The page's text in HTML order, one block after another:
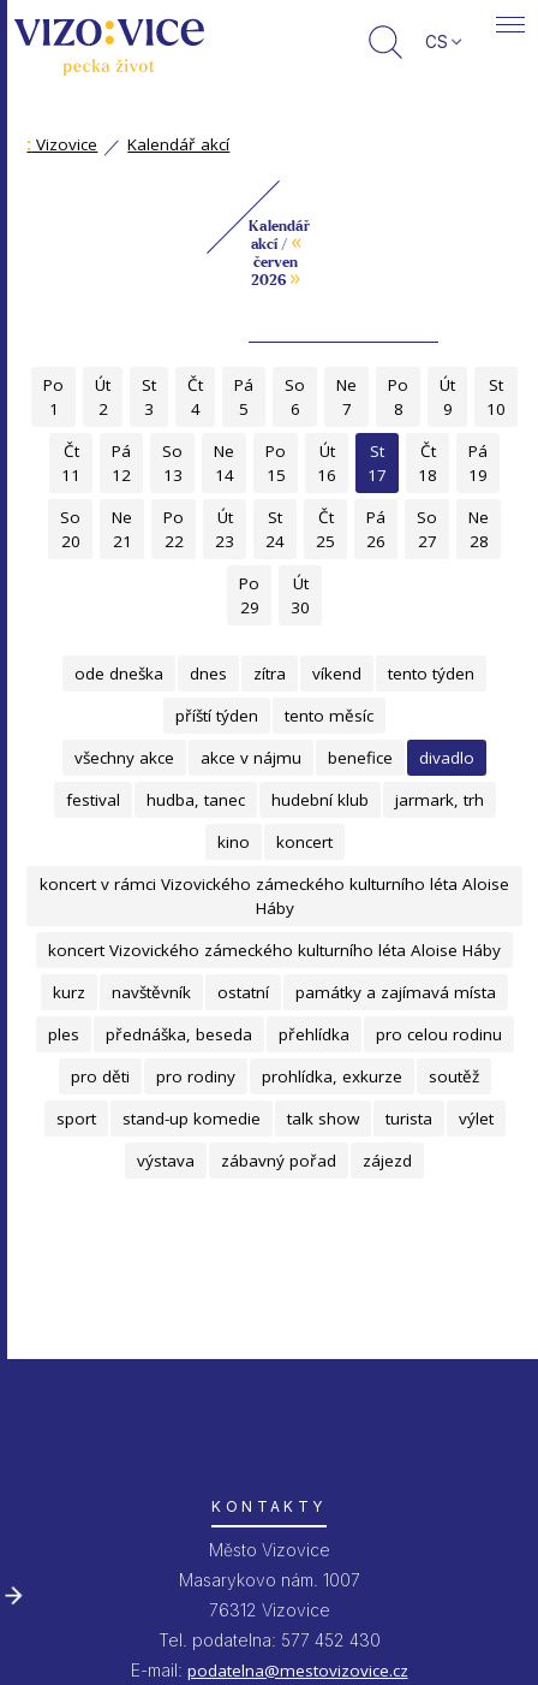
CS
: Vizovice Kalendář akcí
Kalendář
akcí / «
červen
2026 »
Po
1
Út
2
St
3
Čt
4
Pá
5
So
6
Ne
7
Po
8
Út
9
St
10
Čt
11
Pá
12
So
13
Ne
14
Po
15
Út
16
St
17
Čt
18
Pá
19
So
20
Ne
21
Po
22
Út
23
St
24
Čt
25
Pá
26
So
27
Ne
28
Po
29
Út
30
ode dneška dnes zítra víkend
tento týden
příští týden
tento měsíc
všechny akce
akce v nájmu benefice
divadlo
festival
hudba, tanec hudební klub
jarmark, trh
kino
koncert
koncert v rámci Vizovického zámeckého kulturního léta Aloise
Háby
koncert Vizovického zámeckého kulturního léta Aloise Háby
kurz
navštěvník ostatní
památky a zajímavá místa
ples
přednáška, beseda přehlídka
pro celou rodinu
pro děti
pro rodiny prohlídka, exkurze
soutěž
sport
stand-up komedie talk show turista
výlet
výstava
zábavný pořad zájezd
KONTAKTY
Město Vizovice
Masarykovo nám. 1007
76312 Vizovice
Tel. podatelna: 577 452 430
E-mail: podatelna@mestovizovice.cz